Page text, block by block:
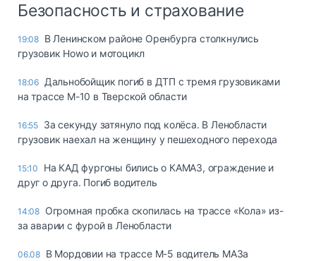
Безопасность и страхование
19:08 В Ленинском районе Оренбурга столкнулись
грузовик Howo и мотоцикл
18:06 Дальнобойщик погиб в ДТП с тремя грузовиками
на трассе М-10 в Тверской области
16:55 За секунду затянуло под колёса. В Ленобласти
грузовик наехал на женщину у пешеходного перехода
15:10
На КАД фургоны бились о КАМАЗ, ограждение и
друг о друга. Погиб водитель
14:08 Огромная пробка скопилась на трассе «Кола» из-
за аварии с фурой в Ленобласти
06.08 В Мордовии на трассе М-5 водитель МАЗа